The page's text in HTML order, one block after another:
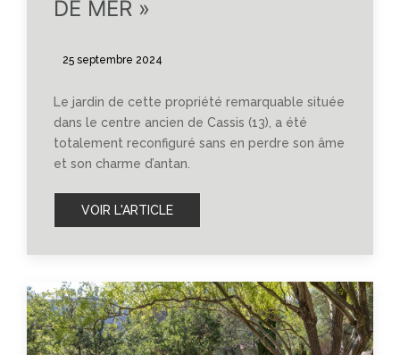
DE MER »
25 septembre 2024
Le jardin de cette propriété remarquable située
dans le centre ancien de Cassis (13), a été
totalement reconfiguré sans en perdre son âme
et son charme d’antan.
VOIR L'ARTICLE